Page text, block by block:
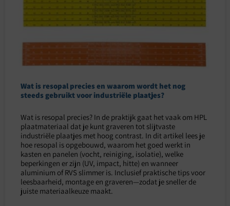
Wat is resopal precies en waarom wordt het nog
steeds gebruikt voor industriële plaatjes?
Wat is resopal precies? In de praktijk gaat het vaak om HPL
plaatmateriaal dat je kunt graveren tot slijtvaste
industriële plaatjes met hoog contrast. In dit artikel lees je
hoe resopal is opgebouwd, waarom het goed werkt in
kasten en panelen (vocht, reiniging, isolatie), welke
beperkingen er zijn (UV, impact, hitte) en wanneer
aluminium of RVS slimmer is. Inclusief praktische tips voor
leesbaarheid, montage en graveren—zodat je sneller de
juiste materiaalkeuze maakt.